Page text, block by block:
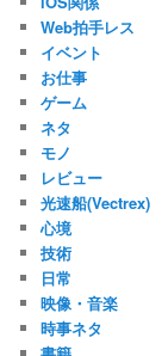
Web拍手レス
イベント
お仕事
ゲーム
ネタ
モノ
レビュー
光速船(Vectrex)
心境
技術
日常
映像・音楽
時事ネタ